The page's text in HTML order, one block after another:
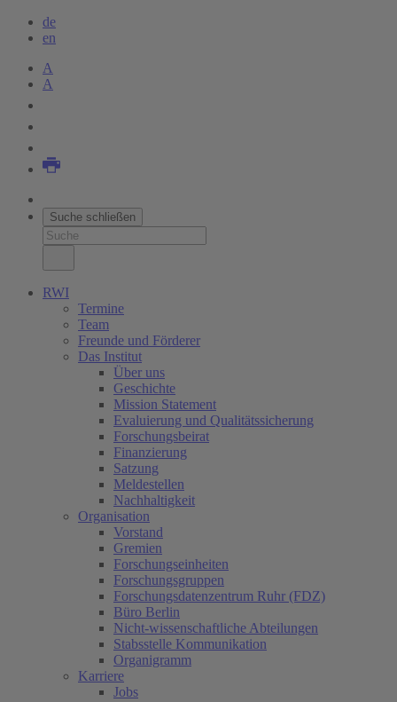
de
en
A
A
Suche schließen
RWI
Termine
Team
Freunde und Förderer
Das Institut
Über uns
Geschichte
Mission Statement
Evaluierung und Qualitätssicherung
Forschungsbeirat
Finanzierung
Satzung
Meldestellen
Nachhaltigkeit
Organisation
Vorstand
Gremien
Forschungseinheiten
Forschungsgruppen
Forschungsdatenzentrum Ruhr (FDZ)
Büro Berlin
Nicht-wissenschaftliche Abteilungen
Stabsstelle Kommunikation
Organigramm
Karriere
Jobs